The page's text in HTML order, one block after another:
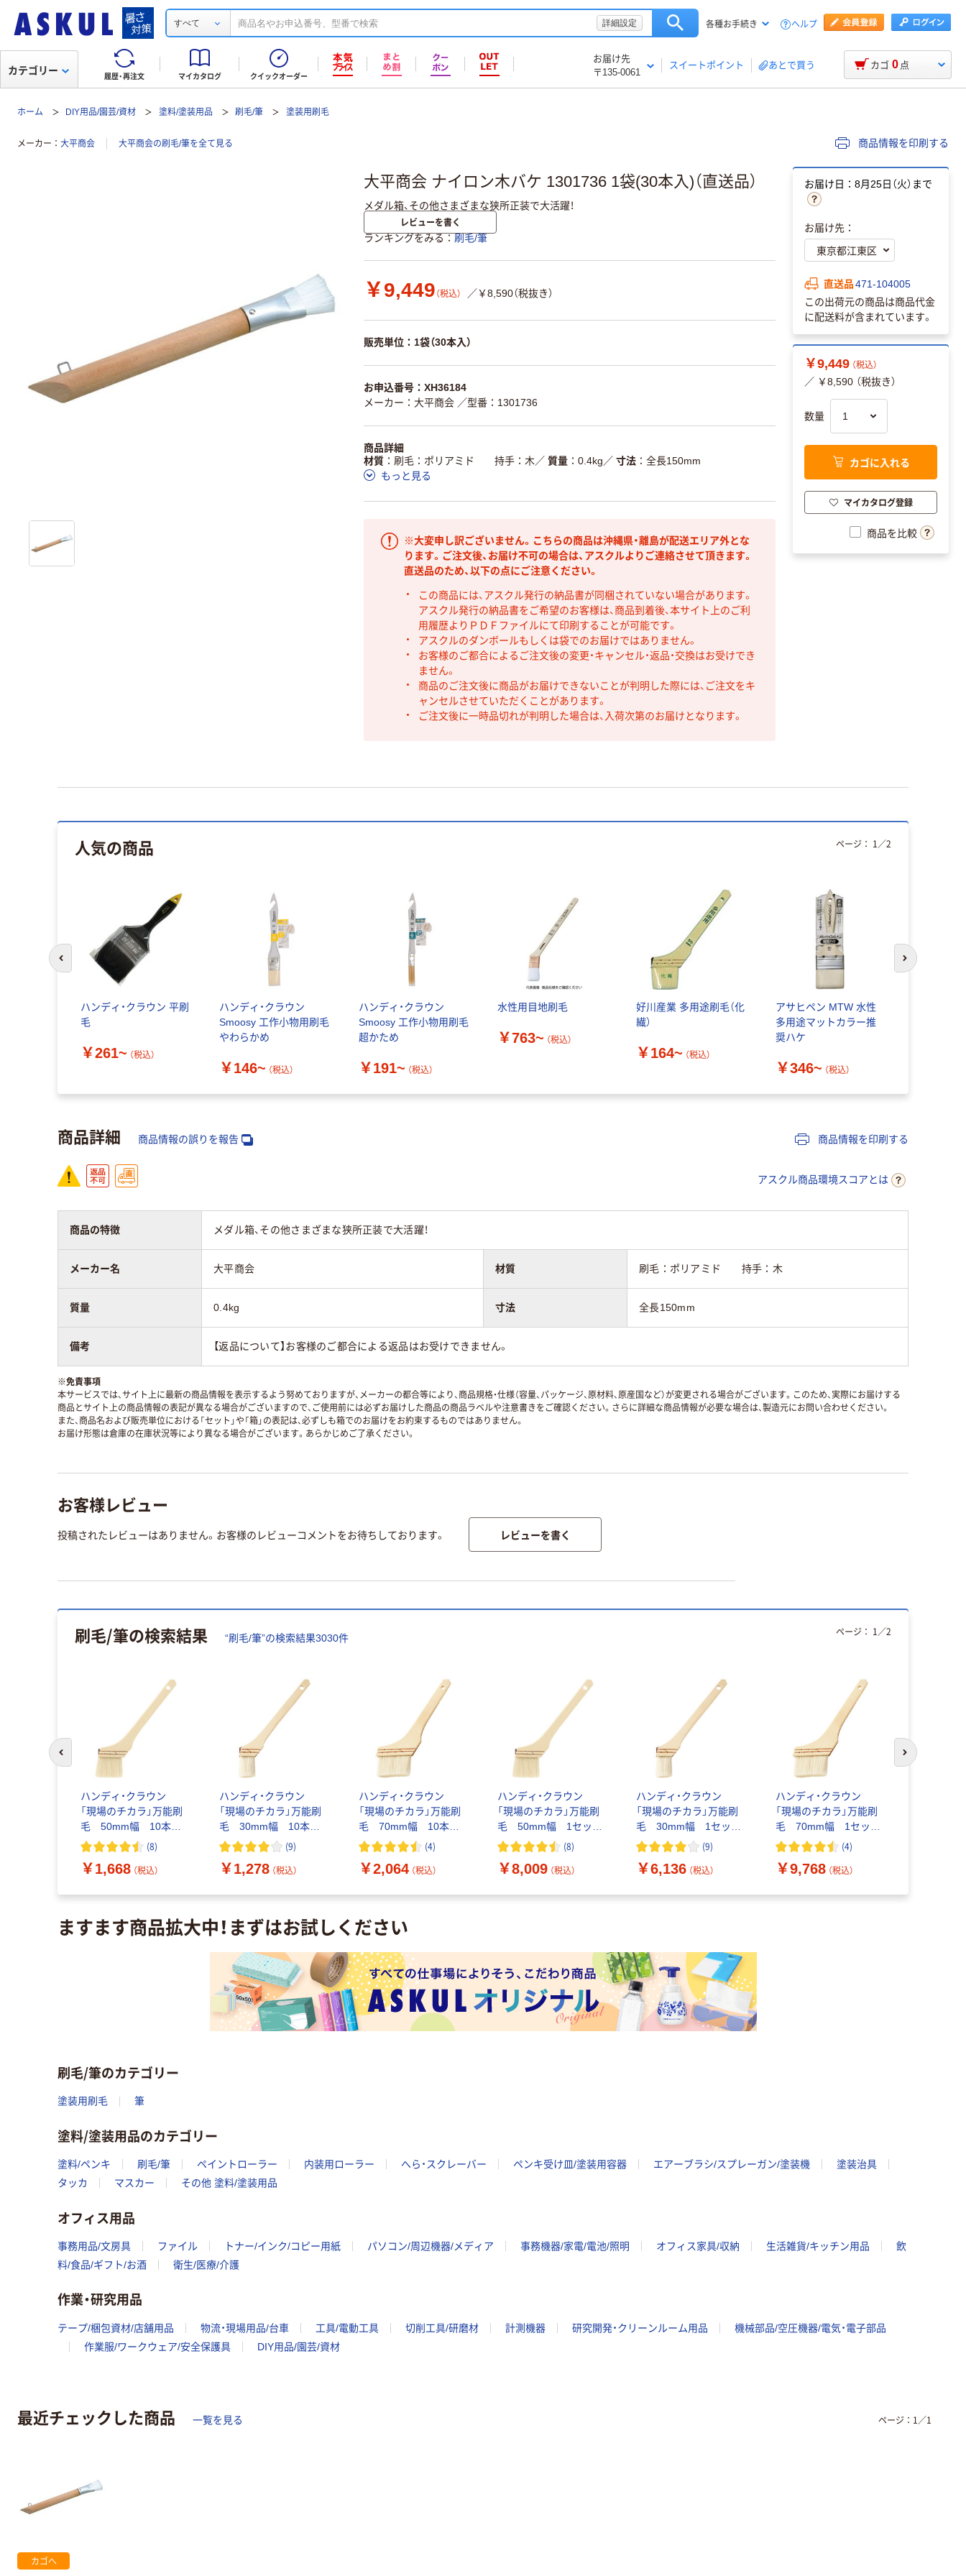
すべて 詳細設定 各種お手続き ヘルプ
履歴・再注文 マイカタログ クイックオーダー
お届け先
〒135-0061
スイートポイント あとで買う
カテゴリー カゴ 0 点
ホーム DIY用品/園芸/資材 塗料/塗装用品 刷毛/筆 塗装用刷毛
メーカー 大平商会 大平商会の刷毛/筆を全て見る 商品情報を印刷する
大平商会 ナイロン木バケ 1301736 1袋(30本入)（直送品）
メダル箱、その他さまざまな狭所正装で大活躍！
レビューを書く
ランキングをみる 刷毛/筆
￥9,449 （税込） ／￥8,590（税抜き）
販売単位：1袋（30本入）
お申込番号：XH36184
メーカー：大平商会 ／型番：1301736
商品詳細
材質
刷毛：ポリアミド 持手：木 ／ 質量 0.4kg ／ 寸法
全長150mm
もっと見る
※大変申し訳ございません。こちらの商品は沖縄県・離島が配送エリア外とな
ります。ご注文後、お届け不可の場合は、アスクルよりご連絡させて頂きます。
直送品のため、以下の点にご注意ください。
この商品には、アスクル発行の納品書が同梱されていない場合があります。
アスクル発行の納品書をご希望のお客様は、商品到着後、本サイト上のご利
用履歴よりＰＤＦファイルにて印刷することが可能です。
アスクルのダンボールもしくは袋でのお届けではありません。
お客様のご都合によるご注文後の変更・キャンセル・返品・交換はお受けでき
ません。
商品のご注文後に商品がお届けできないことが判明した際には、ご注文をキ
ャンセルさせていただくことがあります。
ご注文後に一時品切れが判明した場合は、入荷次第のお届けとなります。
お届け日：8月25日（火）まで
お届け先：
直送品471-104005
この出荷元の商品は商品代金
に配送料が含まれています。
￥9,449 （税込）
／ ￥8,590 （税抜き）
数量
カゴに入れる
マイカタログ登録
商品を比較
人気の商品
ハンディ・クラウン 平刷
毛
￥261~ （税込）
ハンディ・クラウン
Smoosy 工作小物用刷毛
やわらかめ
￥146~ （税込）
ハンディ・クラウン
Smoosy 工作小物用刷毛
超かため
￥191~ （税込）
水性用目地刷毛
￥763~ （税込）
好川産業 多用途刷毛（化
繊）
￥164~ （税込）
アサヒペン MTW 水性
多用途マットカラー推
奨ハケ
￥346~ （税込）
ページ： 1 ／2
前のスライドへ 次のスライド
商品詳細 商品情報の誤りを報告 商品情報を印刷する
アスクル商品環境スコアとは
商品の特徴 メダル箱、その他さまざまな狭所正装で大活躍！
メーカー名 大平商会 材質 刷毛：ポリアミド 持手：木
質量 0.4kg 寸法 全長150mm
備考 【返品について】お客様のご都合による返品はお受けできません。
※免責事項
本サービスでは、サイト上に最新の商品情報を表示するよう努めておりますが、メーカーの都合等により、商品規格・仕様（容量、パッケージ、原材料、原産国など）が変更される場合がございます。このため、実際にお届けする
商品とサイト上の商品情報の表記が異なる場合がございますので、ご使用前には必ずお届けした商品の商品ラベルや注意書きをご確認ください。さらに詳細な商品情報が必要な場合は、製造元にお問い合わせください。
また、商品名および販売単位における「セット」や「箱」の表記は、必ずしも箱でのお届けをお約束するものではありません。
お届け形態は倉庫の在庫状況等により異なる場合がございます。あらかじめご了承ください。
お客様レビュー
投稿されたレビューはありません。お客様のレビューコメントをお待ちしております。 レビューを書く
刷毛/筆の検索結果 “刷毛/筆”の検索結果3030件
ハンディ・クラウン
「現場のチカラ」万能刷
毛 50mm幅 10本
オリジナル
(8)
￥1,668 （税込）
ハンディ・クラウン
「現場のチカラ」万能刷
毛 30mm幅 10本
オリジナル
(9)
￥1,278 （税込）
ハンディ・クラウン
「現場のチカラ」万能刷
毛 70mm幅 10本
オリジナル
(4)
￥2,064 （税込）
ハンディ・クラウン
「現場のチカラ」万能刷
毛 50mm幅 1セット
（50本：10本入×5箱）
(8)
￥8,009 （税込）
ハンディ・クラウン
「現場のチカラ」万能刷
毛 30mm幅 1セット
（50本：10本入×5箱）
(9)
￥6,136 （税込）
ハンディ・クラウン
「現場のチカラ」万能刷
毛 70mm幅 1セット
（50本：10本入×5箱）
(4)
￥9,768 （税込）
ページ： 1 ／2
前のスライドへ 次のスライド
ますます商品拡大中！まずはお試しください
刷毛/筆のカテゴリー
塗装用刷毛 筆
塗料/塗装用品のカテゴリー
塗料/ペンキ 刷毛/筆 ペイントローラー 内装用ローラー へら・スクレーバー ペンキ受け皿/塗装用容器 エアーブラシ/スプレーガン/塗装機
塗装治具
タッカ
マスカー その他 塗料/塗装用品
オフィス用品
事務用品/文房具 ファイル トナー/インク/コピー用紙 パソコン/周辺機器/メディア 事務機器/家電/電池/照明 オフィス家具/収納 生活雑貨/キッチン用品
飲
料/食品/ギフト/お酒
衛生/医療/介護
作業・研究用品
テープ/梱包資材/店舗用品 物流・現場用品/台車 工具/電動工具 切削工具/研磨材 計測機器 研究開発・クリーンルーム用品
機械部品/空圧機器/電気・電子部品
作業服/ワークウェア/安全保護具
DIY用品/園芸/資材
最近チェックした商品 一覧を見る
カゴへ
ページ： 1 ／1